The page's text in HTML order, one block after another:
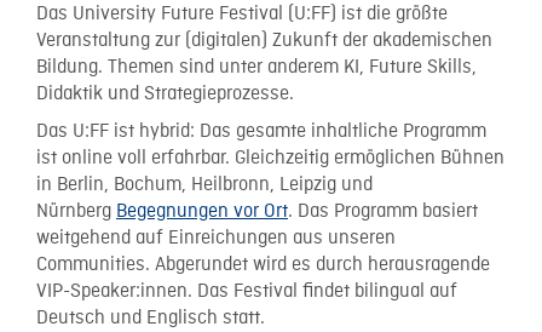
Das University Future Festival (U:FF) ist die größte
Veranstaltung zur (digitalen) Zukunft der akademischen
Bildung. Themen sind unter anderem KI, Future Skills,
Didaktik und Strategieprozesse.
Das U:FF ist hybrid: Das gesamte inhaltliche Programm
ist online voll erfahrbar. Gleichzeitig ermöglichen Bühnen
in Berlin, Bochum, Heilbronn, Leipzig und
Nürnberg Begegnungen vor Ort. Das Programm basiert
weitgehend auf Einreichungen aus unseren
Communities. Abgerundet wird es durch herausragende
VIP-Speaker:innen. Das Festival findet bilingual auf
Deutsch und Englisch statt.